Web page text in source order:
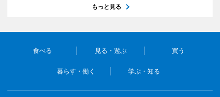
もっと見る
食べる 見る・遊ぶ 買う
暮らす・働く 学ぶ・知る